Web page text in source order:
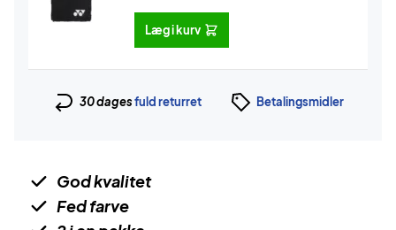
Læg i kurv
30 dagesfuld returret Betalingsmidler
God kvalitet
Fed farve